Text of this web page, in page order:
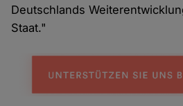
Deutschlands
Staat."